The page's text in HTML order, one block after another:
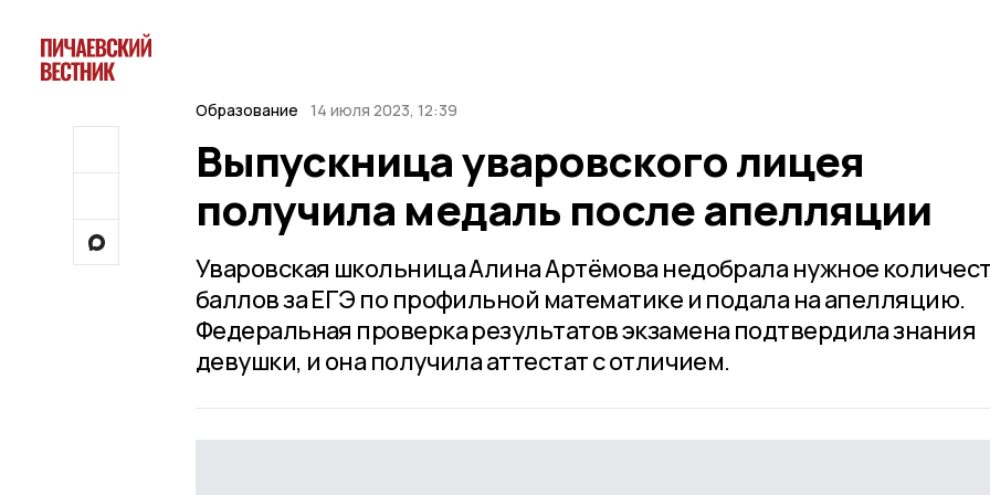
Образование 14 июля 2023, 12:39
Выпускница уваровского лицея
получила медаль после апелляции
Уваровская школьница Алина Артёмова недобрала нужное
баллов за ЕГЭ по профильной математике и подала на апелляцию.
Федеральная проверка результатов экзамена подтвердила знания
девушки, и она получила аттестат с отличием.